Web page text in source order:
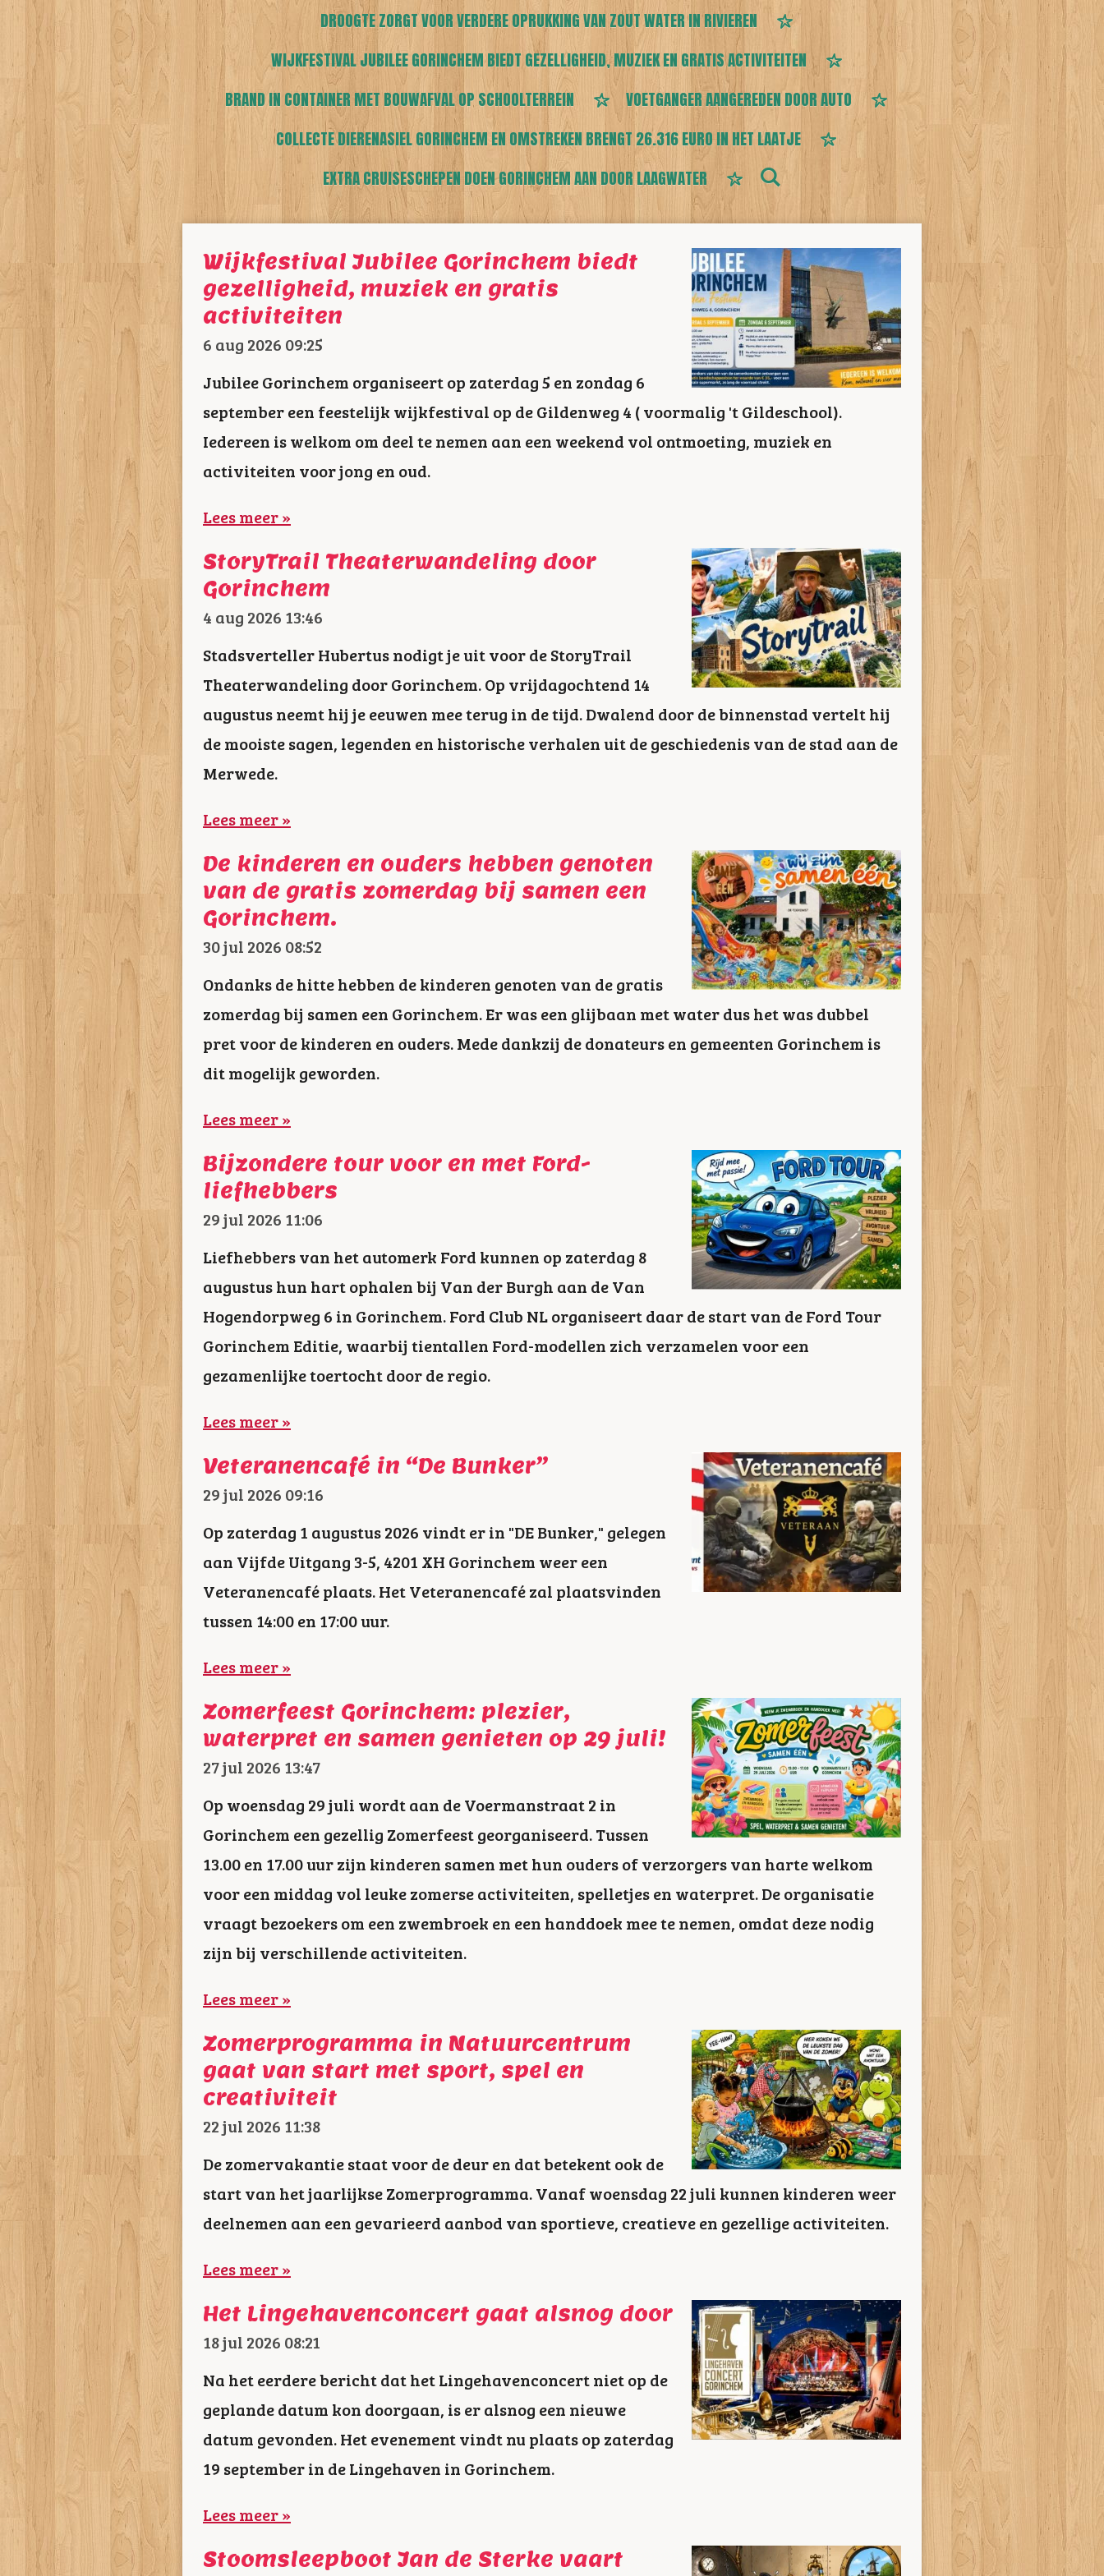
DROOGTE ZORGT VOOR VERDERE OPRUKKING VAN ZOUT WATER IN RIVIEREN
WIJKFESTIVAL JUBILEE GORINCHEM BIEDT GEZELLIGHEID, MUZIEK EN GRATIS ACTIVITEITEN
BRAND IN CONTAINER MET BOUWAFVAL OP SCHOOLTERREIN
VOETGANGER AANGEREDEN DOOR AUTO
COLLECTE DIERENASIEL GORINCHEM EN OMSTREKEN BRENGT 26.316 EURO IN HET LAATJE
EXTRA CRUISESCHEPEN DOEN GORINCHEM AAN DOOR LAAGWATER
Wijkfestival Jubilee Gorinchem biedt
gezelligheid, muziek en gratis
activiteiten
6 aug 2026 09:25
Jubilee Gorinchem organiseert op zaterdag 5 en zondag 6
september een feestelijk wijkfestival op de Gildenweg 4 ( voormalig 't Gildeschool).
Iedereen is welkom om deel te nemen aan een weekend vol ontmoeting, muziek en
activiteiten voor jong en oud.
Lees meer »
StoryTrail Theaterwandeling door
Gorinchem
4 aug 2026 13:46
Stadsverteller Hubertus nodigt je uit voor de StoryTrail
Theaterwandeling door Gorinchem. Op vrijdagochtend 14
augustus neemt hij je eeuwen mee terug in de tijd. Dwalend door de binnenstad vertelt hij
de mooiste sagen, legenden en historische verhalen uit de geschiedenis van de stad aan de
Merwede.
Lees meer »
De kinderen en ouders hebben genoten
van de gratis zomerdag bij samen een
Gorinchem.
30 jul 2026 08:52
Ondanks de hitte hebben de kinderen genoten van de gratis
zomerdag bij samen een Gorinchem. Er was een glijbaan met water dus het was dubbel
pret voor de kinderen en ouders. Mede dankzij de donateurs en gemeenten Gorinchem is
dit mogelijk geworden.
Lees meer »
Bijzondere tour voor en met Ford-
liefhebbers
29 jul 2026 11:06
Liefhebbers van het automerk Ford kunnen op zaterdag 8
augustus hun hart ophalen bij Van der Burgh aan de Van
Hogendorpweg 6 in Gorinchem. Ford Club NL organiseert daar de start van de Ford Tour
Gorinchem Editie, waarbij tientallen Ford-modellen zich verzamelen voor een
gezamenlijke toertocht door de regio.
Lees meer »
Veteranencafé in “De Bunker”
29 jul 2026 09:16
Op zaterdag 1 augustus 2026 vindt er in "DE Bunker," gelegen
aan Vijfde Uitgang 3-5, 4201 XH Gorinchem weer een
Veteranencafé plaats. Het Veteranencafé zal plaatsvinden
tussen 14:00 en 17:00 uur.
Lees meer »
Zomerfeest Gorinchem: plezier,
waterpret en samen genieten op 29 juli!
27 jul 2026 13:47
Op woensdag 29 juli wordt aan de Voermanstraat 2 in
Gorinchem een gezellig Zomerfeest georganiseerd. Tussen
13.00 en 17.00 uur zijn kinderen samen met hun ouders of verzorgers van harte welkom
voor een middag vol leuke zomerse activiteiten, spelletjes en waterpret. De organisatie
vraagt bezoekers om een zwembroek en een handdoek mee te nemen, omdat deze nodig
zijn bij verschillende activiteiten.
Lees meer »
Zomerprogramma in Natuurcentrum
gaat van start met sport, spel en
creativiteit
22 jul 2026 11:38
De zomervakantie staat voor de deur en dat betekent ook de
start van het jaarlijkse Zomerprogramma. Vanaf woensdag 22 juli kunnen kinderen weer
deelnemen aan een gevarieerd aanbod van sportieve, creatieve en gezellige activiteiten.
Lees meer »
Het Lingehavenconcert gaat alsnog door
18 jul 2026 08:21
Na het eerdere bericht dat het Lingehavenconcert niet op de
geplande datum kon doorgaan, is er alsnog een nieuwe
datum gevonden. Het evenement vindt nu plaats op zaterdag
19 september in de Lingehaven in Gorinchem.
Lees meer »
Stoomsleepboot Jan de Sterke vaart